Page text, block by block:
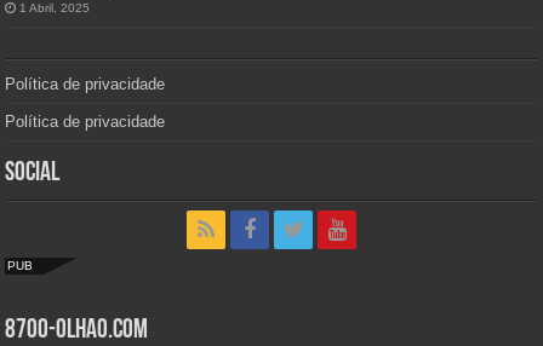
1 Abril, 2025
Política de privacidade
Política de privacidade
Social
PUB
8700-Olhao.com